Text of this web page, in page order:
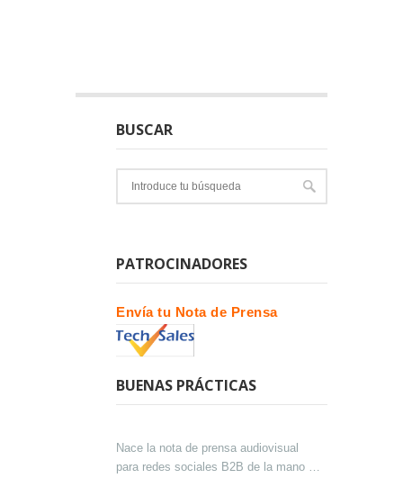
BUSCAR
PATROCINADORES
Envía tu Nota de Prensa
BUENAS PRÁCTICAS
Nace la nota de prensa audiovisual
para redes sociales B2B de la mano de